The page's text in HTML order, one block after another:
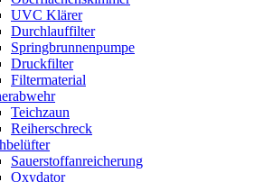
UVC Klärer
Durchlauffilter
Springbrunnenpumpe
Druckfilter
Filtermaterial
Teichzaun
Reiherschreck
Sauerstoffanreicherung
Oxydator